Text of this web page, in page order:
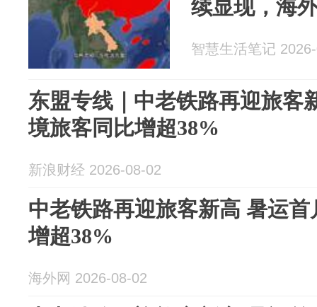
续显现，海
智慧生活笔记
东盟专线｜中老铁路再迎旅客
境旅客同比增超38%
新浪财经 2026-08-02
中老铁路再迎旅客新高 暑运
增超38%
海外网 2026-08-02